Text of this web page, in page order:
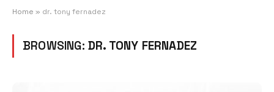
Home » dr. tony fernadez
BROWSING: DR. TONY FERNADEZ